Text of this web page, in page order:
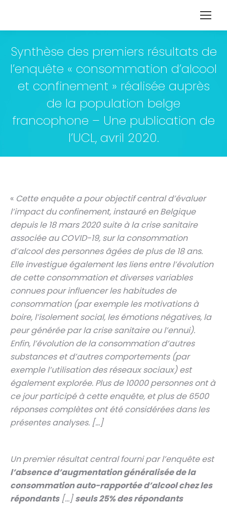
Synthèse des premiers résultats de
l’enquête « consommation d’alcool
et confinement » réalisée auprès
de la population belge
francophone – Une publication de
l’UCL, avril 2020.
« Cette enquête a pour objectif central d’évaluer
l’impact du confinement, instauré en Belgique
depuis le 18 mars 2020 suite à la crise sanitaire
associée au COVID-19, sur la consommation
d’alcool des personnes âgées de plus de 18 ans.
Elle investigue également les liens entre l’évolution
de cette consommation et diverses variables
connues pour influencer les habitudes de
consommation (par exemple les motivations à
boire, l’isolement social, les émotions négatives, la
peur générée par la crise sanitaire ou l’ennui).
Enfin, l’évolution de la consommation d’autres
substances et d’autres comportements (par
exemple l’utilisation des réseaux sociaux) est
également explorée. Plus de 10000 personnes ont à
ce jour participé à cette enquête, et plus de 6500
réponses complètes ont été considérées dans les
présentes analyses. […]
Un premier résultat central fourni par l’enquête est
l’absence d’augmentation généralisée de la
consommation auto-rapportée d’alcool chez les
répondants[…]seuls 25% des répondants